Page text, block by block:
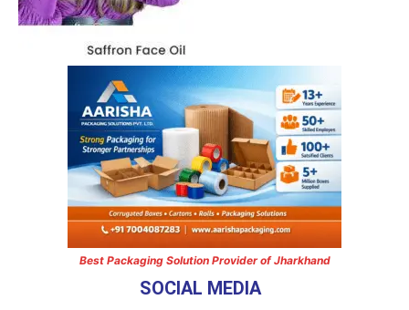
Best Packaging Solution Provider of Jharkhand
SOCIAL MEDIA